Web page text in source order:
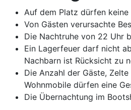
Auf dem Platz dürfen
Von Gästen verursachte
Die Nachtruhe von 22 Uhr
Ein Lagerfeuer darf nicht
Nachbarn ist Rücksicht zu
Die Anzahl der Gäste,
Wohnmobile dürfen eine
Die Übernachtung im